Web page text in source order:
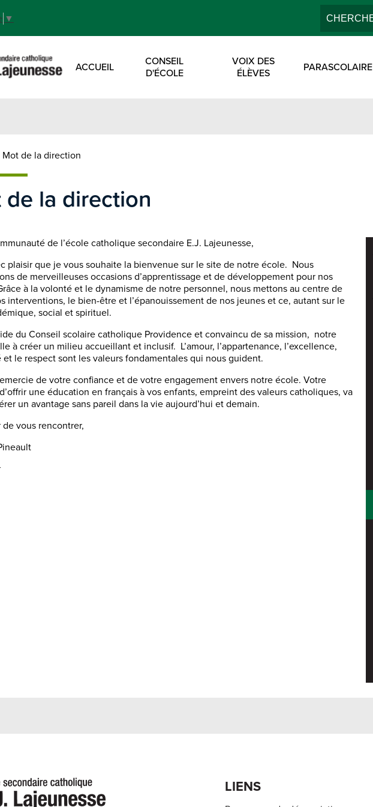
École Secondaire
ACCUEIL
CONSEIL
D'ÉCOLE
VOIX DES
ÉLÈVES
PARASCOLAIRE
▼
Mot de la direction
de la direction
de l’école catholique secondaire E.J. Lajeunesse,
plaisir que je vous souhaite la bienvenue sur le site de notre école. Nous
de merveilleuses occasions d’apprentissage et de développement pour nos
à la volonté et le dynamisme de notre personnel, nous mettons au centre de
interventions, le bien-être et l’épanouissement de nos jeunes et ce, autant sur le
social et spirituel.
du Conseil scolaire catholique Providence et convaincu de sa mission, notre
à créer un milieu accueillant et inclusif. L’amour, l’appartenance, l’excellence,
le respect sont les valeurs fondamentales qui nous guident.
de votre confiance et de votre engagement envers notre école. Votre
une éducation en français à vos enfants, empreint des valeurs catholiques, va
un avantage sans pareil dans la vie aujourd’hui et demain.
vous rencontrer,
École
LIENS